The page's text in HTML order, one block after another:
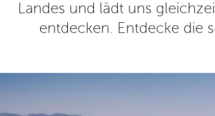
Landes und lädt uns
entdecken. Entdecke die